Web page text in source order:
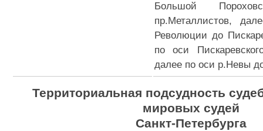
Большой
пр.Металлистов,
Революции до
по оси
далее по оси р.Невы
Территориальная подсудность
мировых судей
Санкт-Петербурга